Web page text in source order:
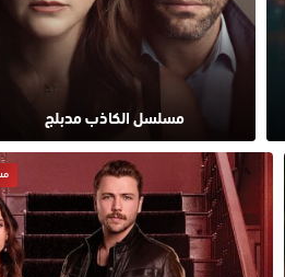
مسلسل الكاذب مدبلج